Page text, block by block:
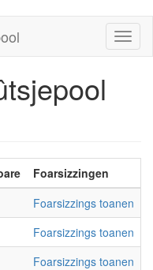
Foarsizzingen
Foarsizzings toanen
Foarsizzings toanen
Foarsizzings toanen